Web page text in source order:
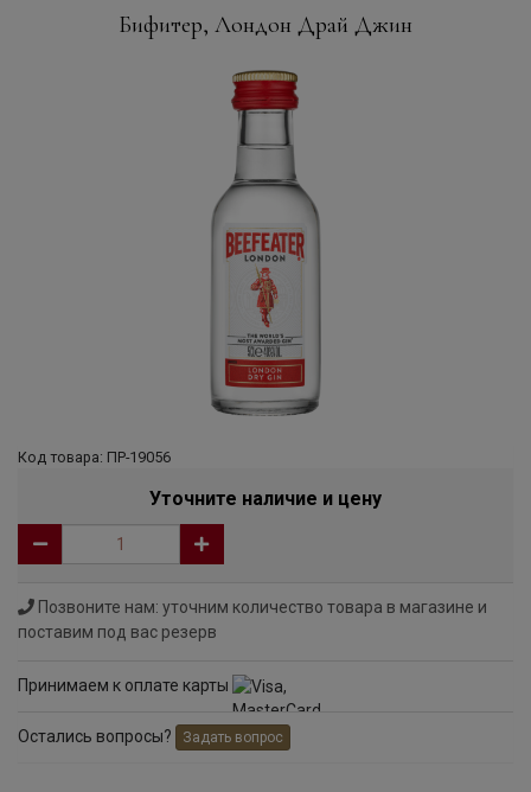
Бифитер, Лондон Драй Джин
Код товара: ПР-19056
Уточните наличие и цену
Позвоните нам: уточним количество товара в магазине и
поставим под вас резерв
Принимаем к оплате карты
Остались вопросы? Задать вопрос